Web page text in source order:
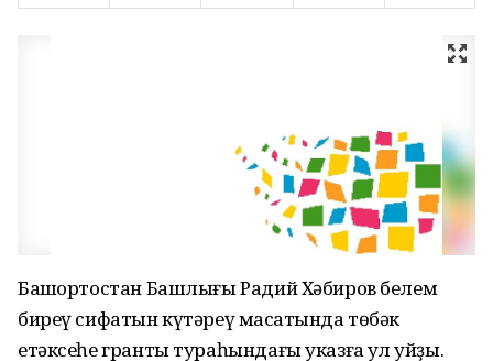
Башҡортостан Башлығы Радий Хәбиров белем
биреү сифатын күтәреү маҡсатында төбәк
етәксеһе гранты тураһындағы указға ҡул ҡуйҙы.